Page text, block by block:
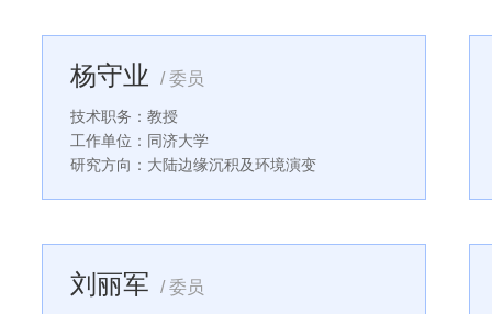
杨守业 / 委员
技术职务：教授
工作单位：同济大学
研究方向：大陆边缘沉积及环境演变
刘丽军 / 委员